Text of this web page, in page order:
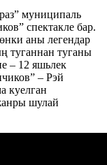
муниципаль
спектакле бар.
аны легендар
туганнан туганы
– 12 яшьлек
– Рэй
куелган
шулай